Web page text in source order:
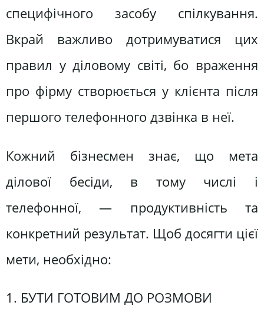
специфічного засобу спілкування.
Вкрай важливо дотримуватися цих
правил у діловому світі, бо враження
про фірму створюється у клієнта після
першого телефонного дзвінка в неї.
Кожний бізнесмен знає, що мета
ділової бесіди, в тому числі і
телефонної, — продуктивність та
конкретний результат. Щоб досягти цієї
мети, необхідно:
1. БУТИ ГОТОВИМ ДО РОЗМОВИ